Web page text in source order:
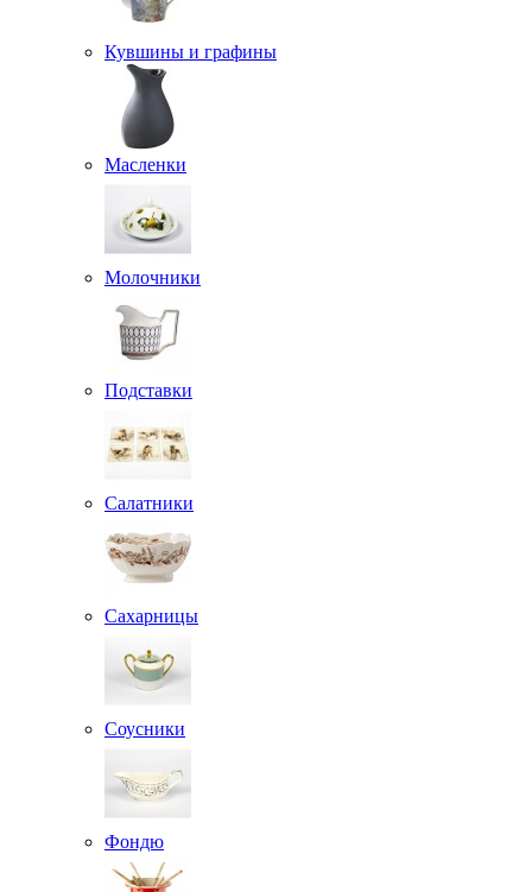
Кувшины и графины
Масленки
Молочники
Подставки
Салатники
Сахарницы
Соусники
Фондю